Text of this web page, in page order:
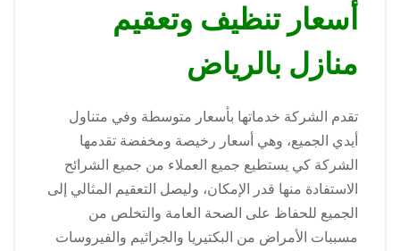
أسعار تنظيف وتعقيم
منازل بالرياض
تقدم الشركة خدماتها بأسعار متوسطة وفي متناول
أيدي الجميع، وهي أسعار رخيصة ومخفضة تقدمها
الشركة كي يستطيع جميع العملاء من جميع الشرائح
الاستفادة منها قدر الإمكان، وليصل التعقيم المثالي إلى
الجميع للحفاظ على الصحة العامة والتخلص من
مسببات الأمراض من البكتيريا والجراثيم والفيروسات